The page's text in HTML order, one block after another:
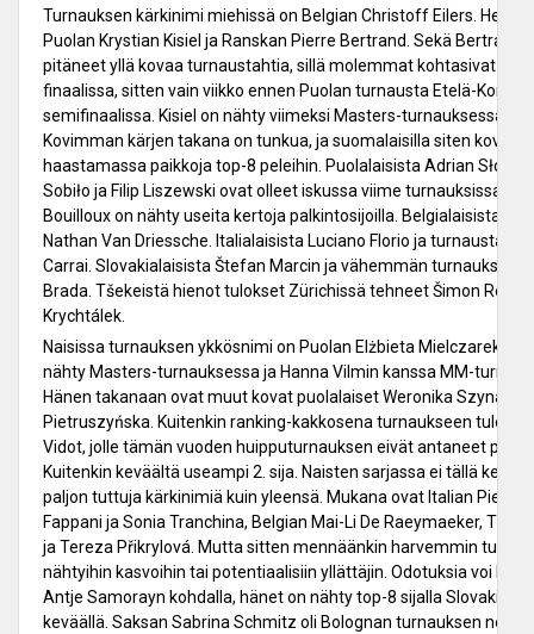
Turnauksen kärkinimi miehissä on Belgian Christoff Eilers. Heti
Puolan Krystian Kisiel ja Ranskan Pierre Bertrand. Sekä Bertrand
pitäneet yllä kovaa turnaustahtia, sillä molemmat kohtasivat
finaalissa, sitten vain viikko ennen Puolan turnausta Etelä-
semifinaalissa. Kisiel on nähty viimeksi Masters-turnauksessa,
Kovimman kärjen takana on tunkua, ja suomalaisilla siten kovia
haastamassa paikkoja top-8 peleihin. Puolalaisista Adrian
Sobiło ja Filip Liszewski ovat olleet iskussa viime turnauksissa.
Bouilloux on nähty useita kertoja palkintosijoilla. Belgialaisista
Nathan Van Driessche. Italialaisista Luciano Florio ja
Carrai. Slovakialaisista Štefan Marcin ja vähemmän turnauksissa
Brada. Tšekeistä hienot tulokset Zürichissä tehneet Šimon Rejtar
Krychtálek.
Naisissa turnauksen ykkösnimi on Puolan Elżbieta Mielczarek,
nähty Masters-turnauksessa ja Hanna Vilmin kanssa MM-
Hänen takanaan ovat muut kovat puolalaiset Weronika Szynal ja
Pietruszyńska. Kuitenkin ranking-kakkosena turnaukseen tulee
Vidot, jolle tämän vuoden huipputurnauksen eivät antaneet
Kuitenkin keväältä useampi 2. sija. Naisten sarjassa ei tällä
paljon tuttuja kärkinimiä kuin yleensä. Mukana ovat Italian Piera
Fappani ja Sonia Tranchina, Belgian Mai-Li De Raeymaeker,
ja Tereza Přikrylová. Mutta sitten mennäänkin harvemmin
nähtyihin kasvoihin tai potentiaalisiin yllättäjin. Odotuksia voi
Antje Samorayn kohdalla, hänet on nähty top-8 sijalla
keväällä. Saksan Sabrina Schmitz oli Bolognan turnauksen